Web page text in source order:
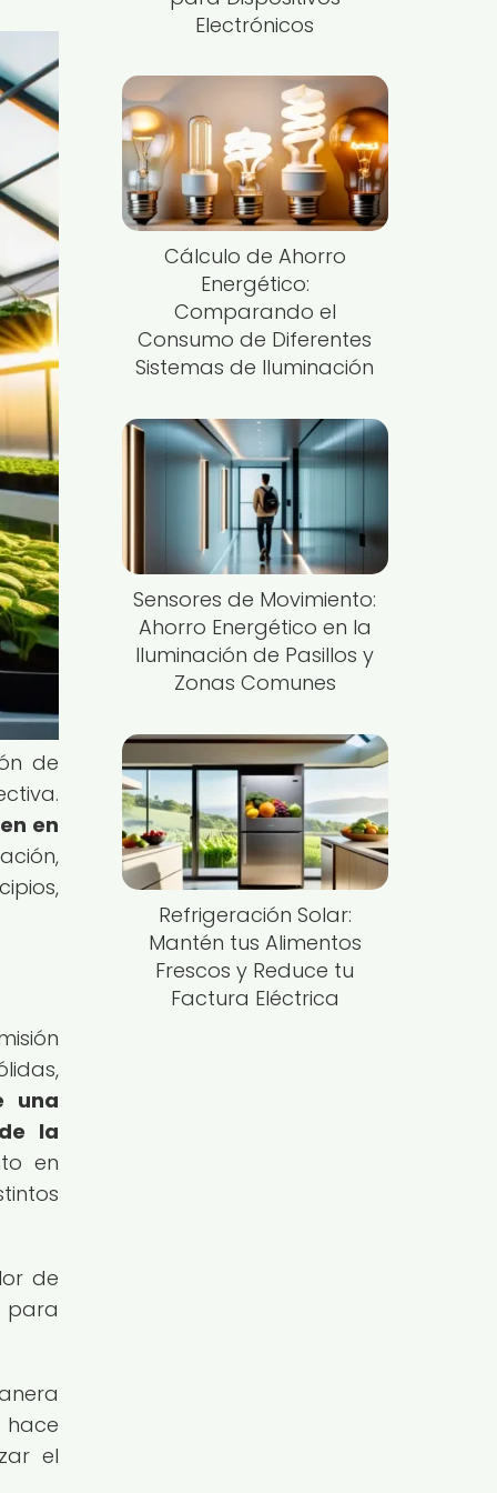
de
en
una
la
en
de
para
hace
el
Electrónicos
Cálculo de Ahorro
Energético:
Comparando el
Consumo de Diferentes
Sistemas de Iluminación
Sensores de Movimiento:
Ahorro Energético en la
Iluminación de Pasillos y
Zonas Comunes
Refrigeración Solar:
Mantén tus Alimentos
Frescos y Reduce tu
Factura Eléctrica